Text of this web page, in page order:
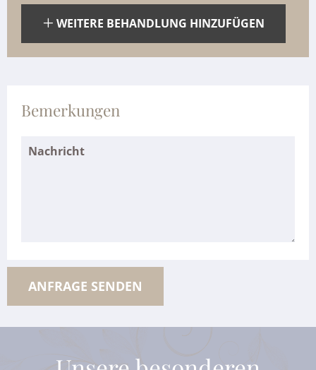
WEITERE BEHANDLUNG HINZUFÜGEN
Bemerkungen